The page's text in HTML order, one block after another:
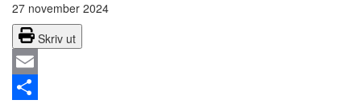
27 november 2024
Skriv ut
Email